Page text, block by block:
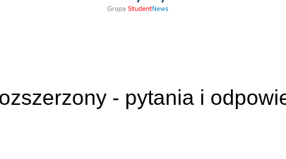
- pytania i